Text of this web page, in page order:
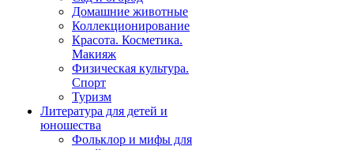
Домашние животные
Коллекционирование
Красота. Косметика.
Макияж
Физическая культура.
Спорт
Туризм
Литература для детей и
юношества
Фольклор и мифы для